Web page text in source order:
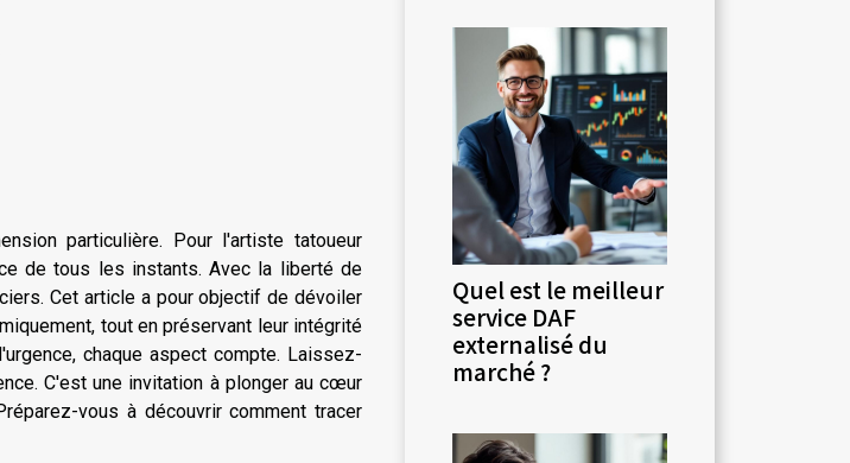
particulière. Pour l'artiste tatoueur
de tous les instants. Avec la liberté de
Cet article a pour objectif de dévoiler
tout en préservant leur intégrité
chaque aspect compte. Laissez-
C'est une invitation à plonger au cœur
vous à découvrir comment tracer
Quel est le meilleur
service DAF
externalisé du
marché ?